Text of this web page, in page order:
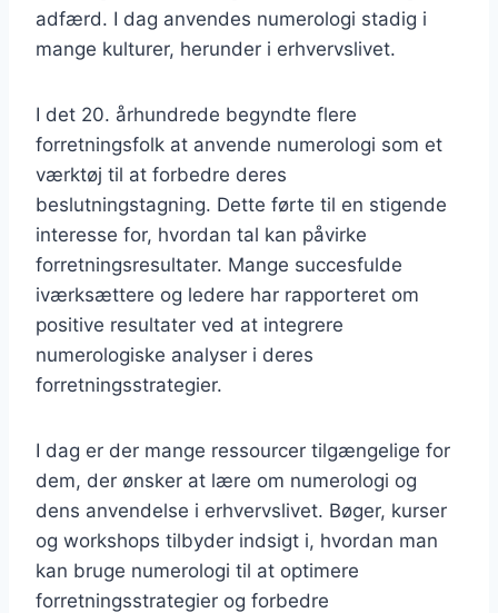
adfærd. I dag anvendes numerologi stadig i
mange kulturer, herunder i erhvervslivet.
I det 20. århundrede begyndte flere
forretningsfolk at anvende numerologi som et
værktøj til at forbedre deres
beslutningstagning. Dette førte til en stigende
interesse for, hvordan tal kan påvirke
forretningsresultater. Mange succesfulde
iværksættere og ledere har rapporteret om
positive resultater ved at integrere
numerologiske analyser i deres
forretningsstrategier.
I dag er der mange ressourcer tilgængelige for
dem, der ønsker at lære om numerologi og
dens anvendelse i erhvervslivet. Bøger, kurser
og workshops tilbyder indsigt i, hvordan man
kan bruge numerologi til at optimere
forretningsstrategier og forbedre